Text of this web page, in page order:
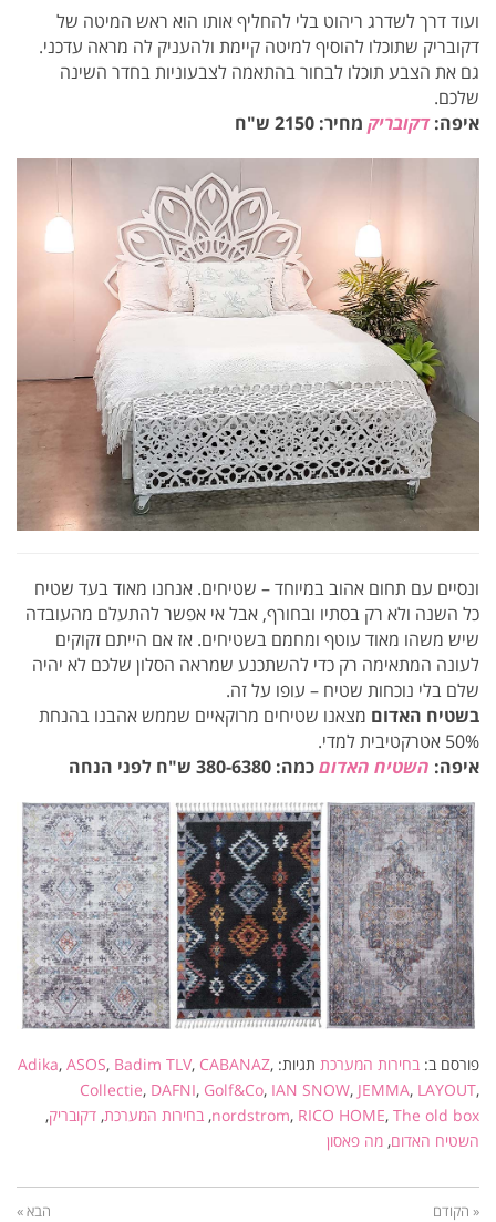
ועוד דרך לשדרג ריהוט בלי להחליף אותו הוא ראש המיטה של
דקובריק שתוכלו להוסיף למיטה קיימת ולהעניק לה מראה עדכני.
גם את הצבע תוכלו לבחור בהתאמה לצבעוניות בחדר השינה
שלכם.
איפה:דקובריק מחיר: 2150 ש"ח
ונסיים עם תחום אהוב במיוחד – שטיחים. אנחנו מאוד בעד שטיח
כל השנה ולא רק בסתיו ובחורף, אבל אי אפשר להתעלם מהעובדה
שיש משהו מאוד עוטף ומחמם בשטיחים. אז אם הייתם זקוקים
לעונה המתאימה רק כדי להשתכנע שמראה הסלון שלכם לא יהיה
שלם בלי נוכחות שטיח – עופו על זה.
בשטיח האדום מצאנו שטיחים מרוקאיים שממש אהבנו בהנחת
50% אטרקטיבית למדי.
איפה: השטיח האדוםכמה: 380-6380 ש"ח לפני הנחה
פורסם ב: בחירות המערכת תגיות: Adika, ASOS, Badim TLV, CABANAZ,
Collectie, DAFNI, Golf&Co, IAN SNOW, JEMMA, LAYOUT,
nordstrom, RICO HOME, The old box
, בחירות המערכת, דקובריק,
השטיח האדום, מה פאסון
« הקודם הבא »